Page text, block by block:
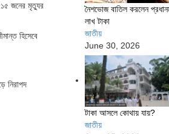
১৫ জনের মৃত্যুর
হিসেবে
নিরাপদ
নৈশভোজ বাতিল করলেন
লাখ টাকা
জাতীয়
June 30, 2026
টাকা আসলে কোথায় যায়?
জাতীয়